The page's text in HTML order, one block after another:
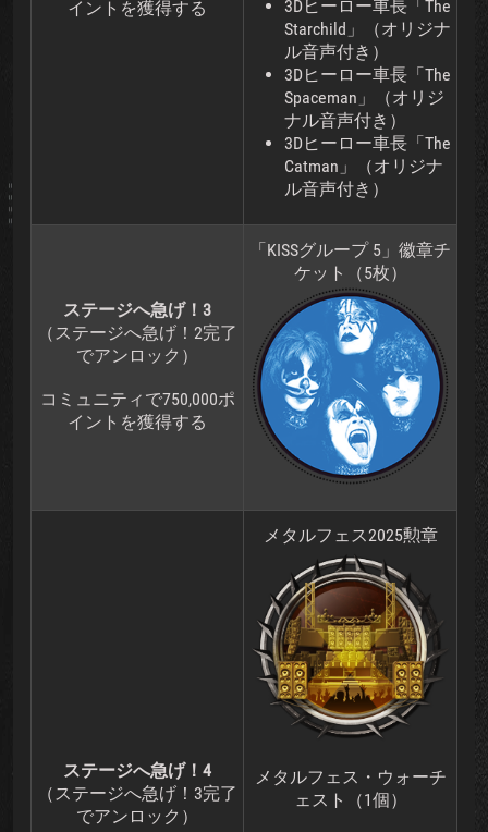
イントを獲得する
3Dヒーロー車長「The
Starchild」（オリジナ
ル音声付き）
3Dヒーロー車長「The
Spaceman」（オリジ
ナル音声付き）
3Dヒーロー車長「The
Catman」（オリジナ
ル音声付き）
ステージへ急げ！3
（ステージへ急げ！2完了
でアンロック）
コミュニティで750,000ポ
イントを獲得する
「KISSグループ 5」徽章チ
ケット（5枚）
ステージへ急げ！4
（ステージへ急げ！3完了
でアンロック）
メタルフェス2025勲章
メタルフェス・ウォーチ
ェスト（1個）